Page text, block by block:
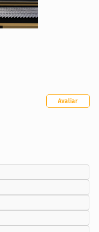
Avaliar